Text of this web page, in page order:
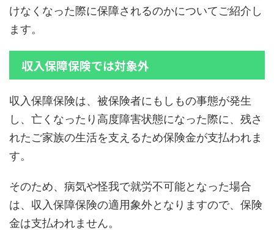
けなくなった際に保障されるのかについてご紹介し
ます。
収入保障保険では対象外
収入保障保険は、被保険者にもしもの事態が発生
し、亡くなったり高度障害状態になった際に、残さ
れたご家族の生活を支えるため保険金が支払われま
す。
そのため、病気や怪我で就労不可能となった場合
は、収入保障保険の適用象外となりますので、保険
金は支払われません。